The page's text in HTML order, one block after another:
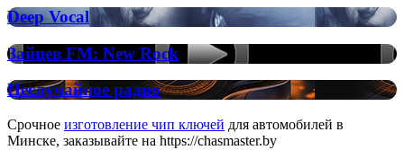
Deep
Vocal
House
Deep
Vocal
Deep Vocal
Зайцев
FM:
New
Rock
Зайцев FM: New Rock
Неслучайное
радио
Неслучайное радио
Срочное изготовление чип ключей для автомобилей в
Минске, заказывайте на https://chasmaster.by